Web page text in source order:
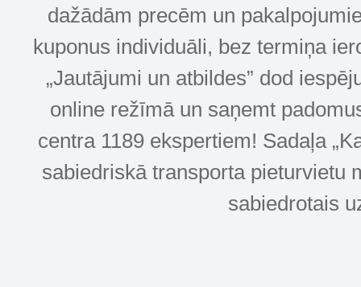
dažādām precēm un
kuponus individuāli, bez termiņa
„Jautājumi un atbildes” dod
online režīmā un saņemt
centra 1189 ekspertiem! Sadaļa
sabiedriskā transporta pieturvietu
sabiedrotais